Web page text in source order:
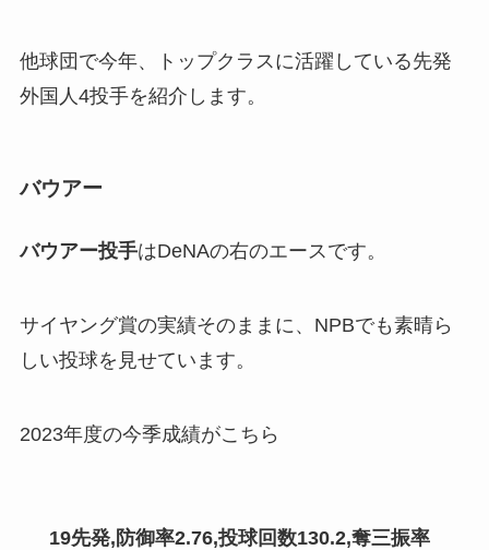
他球団で今年、トップクラスに活躍している先発
外国人4投手を紹介します。
バウアー
バウアー投手はDeNAの右のエースです。
サイヤング賞の実績そのままに、NPBでも素晴ら
しい投球を見せています。
2023年度の今季成績がこちら
19先発,防御率2.76,投球回数130.2,奪三振率